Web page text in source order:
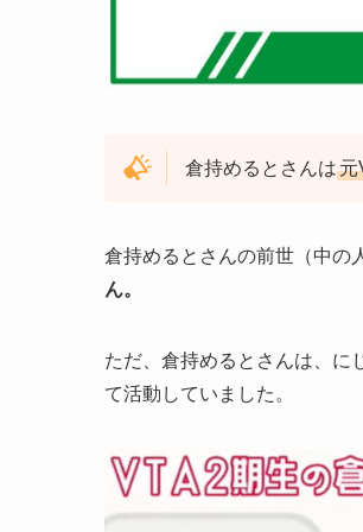
倉持めるとさんは元
倉持めるとさんの前世（中の
ん。
ただ、倉持めるとさんは、に
て活動していました。